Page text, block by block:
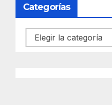
Categorías
Categorías